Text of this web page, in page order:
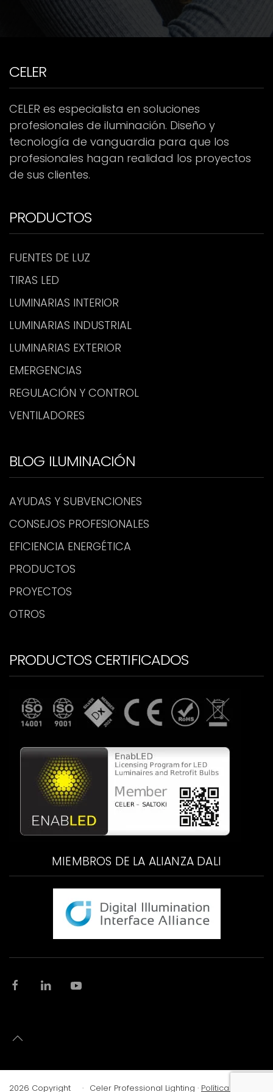
CELER
CELER es especialista en soluciones
profesionales de iluminación. Diseño y
tecnología de vanguardia para que los
profesionales hagan realidad los proyectos
de sus clientes.
PRODUCTOS
FUENTES DE LUZ
TIRAS LED
LUMINARIAS INTERIOR
LUMINARIAS INDUSTRIAL
LUMINARIAS EXTERIOR
EMERGENCIAS
REGULACIÓN Y CONTROL
VENTILADORES
BLOG ILUMINACIÓN
AYUDAS Y SUBVENCIONES
CONSEJOS PROFESIONALES
EFICIENCIA ENERGÉTICA
PRODUCTOS
PROYECTOS
OTROS
PRODUCTOS CERTIFICADOS
MIEMBROS DE LA ALIANZA DALI
2026 Copyright · Celer Professional Lighting · Política de